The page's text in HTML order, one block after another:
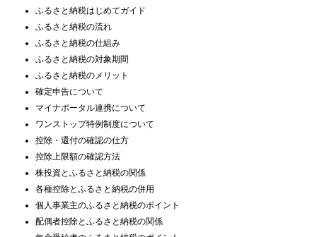
ふるさと納税はじめてガイド
ふるさと納税の流れ
ふるさと納税の仕組み
ふるさと納税の対象期間
ふるさと納税のメリット
確定申告について
マイナポータル連携について
ワンストップ特例制度について
控除・還付の確認の仕方
控除上限額の確認方法
株投資とふるさと納税の関係
各種控除とふるさと納税の併用
個人事業主のふるさと納税のポイント
配偶者控除とふるさと納税の関係